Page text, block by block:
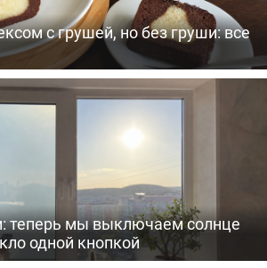
с грушей, но без груши: все
теперь мы выключаем солнце
одной кнопкой